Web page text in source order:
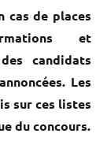
cas de places
et
candidats
Les
sur ces listes
du concours.